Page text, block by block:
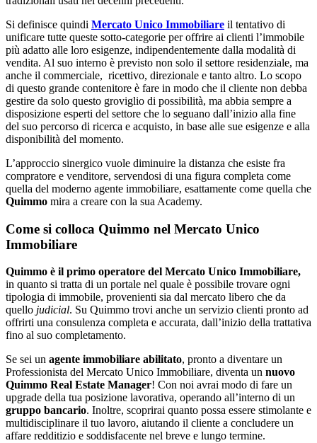
Si definisce quindi Mercato Unico Immobiliare il tentativo di
unificare tutte queste sotto-categorie per offrire ai clienti l’immobile
più adatto alle loro esigenze, indipendentemente dalla modalità di
vendita. Al suo interno è previsto non solo il settore residenziale, ma
anche il commerciale, ricettivo, direzionale e tanto altro. Lo scopo
di questo grande contenitore è fare in modo che il cliente non debba
gestire da solo questo groviglio di possibilità, ma abbia sempre a
disposizione esperti del settore che lo seguano dall’inizio alla fine
del suo percorso di ricerca e acquisto, in base alle sue esigenze e alla
disponibilità del momento.
L’approccio sinergico vuole diminuire la distanza che esiste fra
compratore e venditore, servendosi di una figura completa come
quella del moderno agente immobiliare, esattamente come quella che
Quimmo mira a creare con la sua Academy.
Come si colloca Quimmo nel Mercato Unico
Immobiliare
Quimmo è il primo operatore del Mercato Unico Immobiliare,
in quanto si tratta di un portale nel quale è possibile trovare ogni
tipologia di immobile, provenienti sia dal mercato libero che da
quello judicial. Su Quimmo trovi anche un servizio clienti pronto ad
offrirti una consulenza completa e accurata, dall’inizio della trattativa
fino al suo completamento.
Se sei un agente immobiliare abilitato, pronto a diventare un
Professionista del Mercato Unico Immobiliare, diventa un nuovo
Quimmo Real Estate Manager! Con noi avrai modo di fare un
upgrade della tua posizione lavorativa, operando all’interno di un
gruppo bancario. Inoltre, scoprirai quanto possa essere stimolante e
multidisciplinare il tuo lavoro, aiutando il cliente a concludere un
affare redditizio e soddisfacente nel breve e lungo termine.